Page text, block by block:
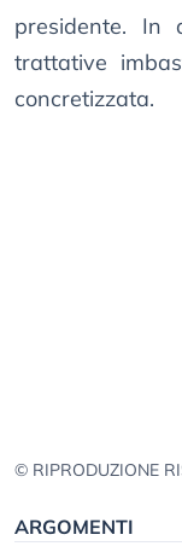
presidente. In
trattative
concretizzata.
© RIPRODUZIONE
ARGOMENTI